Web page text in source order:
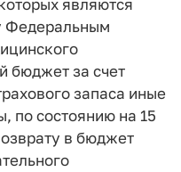
являются
Федеральным
бюджет за счет
запаса иные
по состоянию на 15
в бюджет